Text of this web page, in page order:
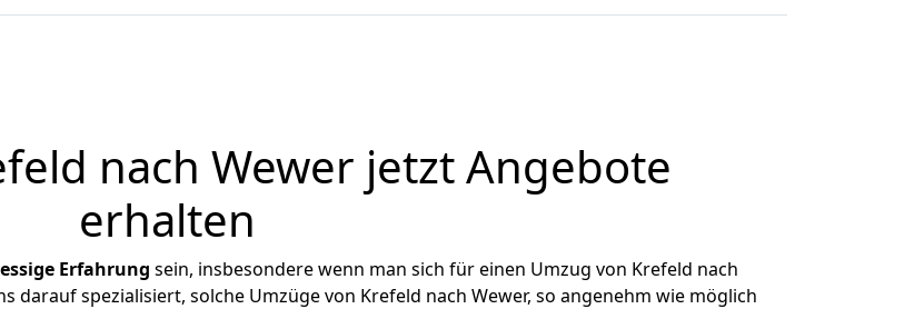
nach Wewer jetzt Angebote
erhalten
Erfahrung sein, insbesondere wenn man sich für einen Umzug von Krefeld nach
darauf spezialisiert, solche Umzüge von Krefeld nach Wewer, so angenehm wie möglich